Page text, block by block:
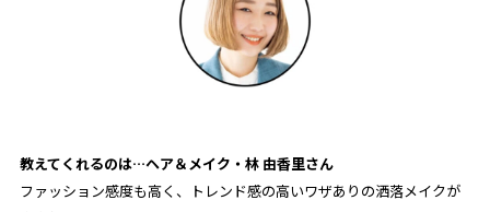
教えてくれるのは…ヘア＆メイク・林 由香里さん
ファッション感度も高く、トレンド感の高いワザありの洒落メイクが